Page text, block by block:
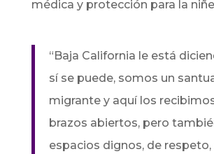
médica y protección para la
“Baja California le está
sí se puede, somos un
migrante y aquí los
brazos abiertos, pero
espacios dignos, de respeto,